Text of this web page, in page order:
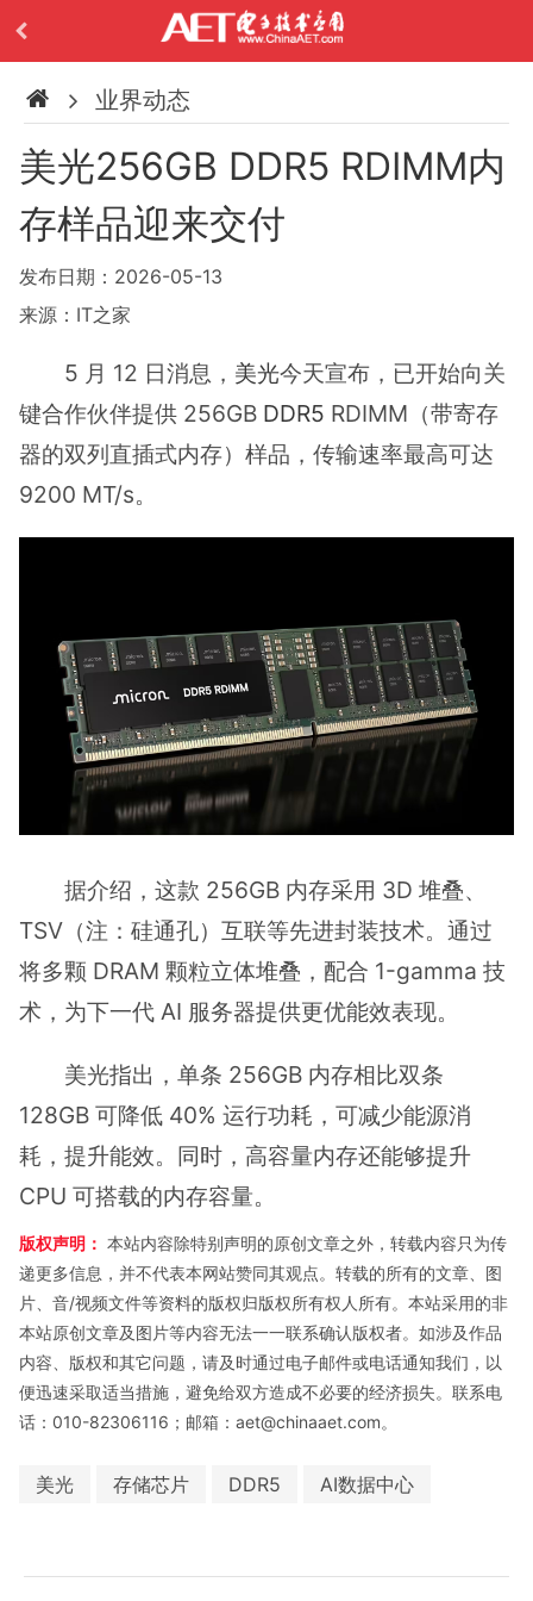
业界动态
美光256GB DDR5 RDIMM内
存样品迎来交付
发布日期：2026-05-13
来源：IT之家
5 月 12 日消息， 美光今天宣布，已开始向关
键合作伙伴提供 256GB DDR5 RDIMM（带寄存
器的双列直插式内存）样品，传输速率最高可达
9200 MT/s。
据介绍，这款 256GB 内存采用 3D 堆叠、
TSV（注：硅通孔）互联等先进封装技术。通过
将多颗 DRAM 颗粒立体堆叠，配合 1-gamma 技
术，为下一代 AI 服务器提供更优能效表现。
美光指出，单条 256GB 内存相比双条
128GB 可降低 40% 运行功耗，可减少能源消
耗，提升能效。同时，高容量内存还能够提升
CPU 可搭载的内存容量。
版权声明： 本站内容除特别声明的原创文章之外，转载内容只为传
递更多信息，并不代表本网站赞同其观点。转载的所有的文章、图
片、音/视频文件等资料的版权归版权所有权人所有。本站采用的非
本站原创文章及图片等内容无法一一联系确认版权者。如涉及作品
内容、版权和其它问题，请及时通过电子邮件或电话通知我们，以
便迅速采取适当措施，避免给双方造成不必要的经济损失。联系电
话：010-82306116；邮箱：aet@chinaaet.com。
美光 存储芯片 DDR5 AI数据中心